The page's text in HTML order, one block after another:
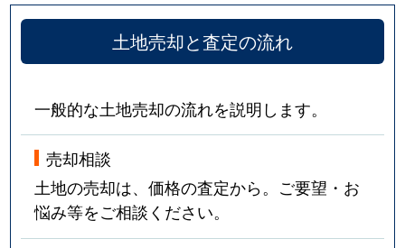
土地売却と査定の流れ
一般的な土地売却の流れを説明します。
売却相談
土地の売却は、価格の査定から。ご要望・お
悩み等をご相談ください。